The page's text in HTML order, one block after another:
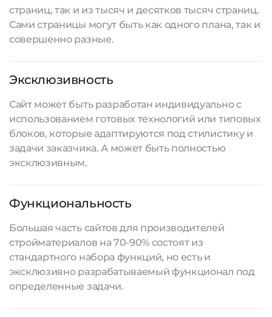
страниц, так и из тысяч и десятков тысяч страниц.
Сами страницы могут быть как одного плана, так и
совершенно разные.
Эксклюзивность
Сайт может быть разработан индивидуально с
использованием готовых технологий или типовых
блоков, которые адаптируются под стилистику и
задачи заказчика. А может быть полностью
эксклюзивным.
Функциональность
Большая часть сайтов для производителей
стройматериалов на 70-90% состоят из
стандартного набора функций, но есть и
эксклюзивно разрабатываемый функционал под
определенные задачи.